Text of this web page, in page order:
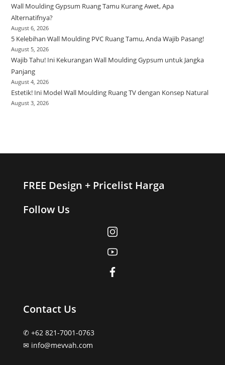
Wall Moulding Gypsum Ruang Tamu Kurang Awet, Apa
Alternatifnya?
August 6, 2026
5 Kelebihan Wall Moulding PVC Ruang Tamu, Anda Wajib Pasang!
August 5, 2026
Wajib Tahu! Ini Kekurangan Wall Moulding Gypsum untuk Jangka
Panjang
August 4, 2026
Estetik! Ini Model Wall Moulding Ruang TV dengan Konsep Natural
August 3, 2026
FREE Design + Pricelist Harga
Follow Us
Contact Us
✆ +62 821-7001-0763
✉︎ info@mevvah.com